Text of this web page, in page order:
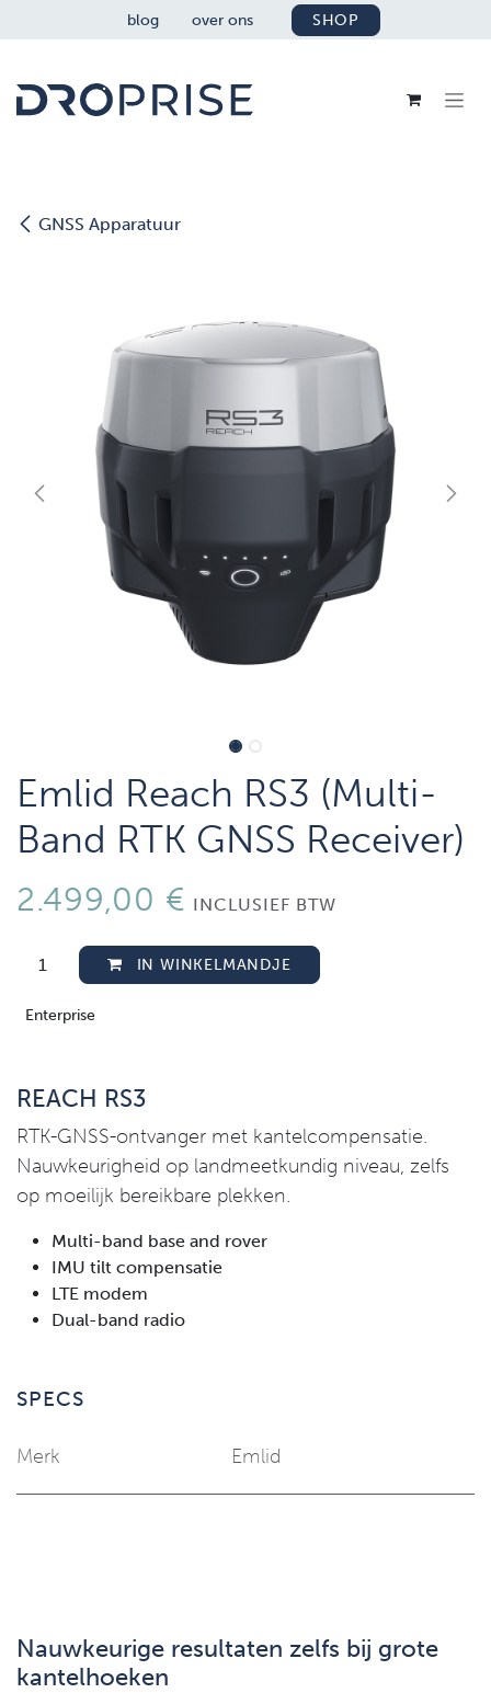
OVERSLAAN NAAR INHOUD
blog over ons SHOP
GNSS Apparatuur
Emlid Reach RS3 (Multi-
Band RTK GNSS Receiver)
2.499,00 € INCLUSIEF BTW
IN WINKELMANDJE
Enterprise
REACH RS3
RTK-GNSS-ontvanger met kantelcompensatie.
Nauwkeurigheid op landmeetkundig niveau, zelfs
op moeilijk bereikbare plekken.
Multi-band base and rover
IMU tilt compensatie
LTE modem
Dual-band radio
SPECS
Merk Emlid
Nauwkeurige resultaten zelfs bij grote
kantelhoeken